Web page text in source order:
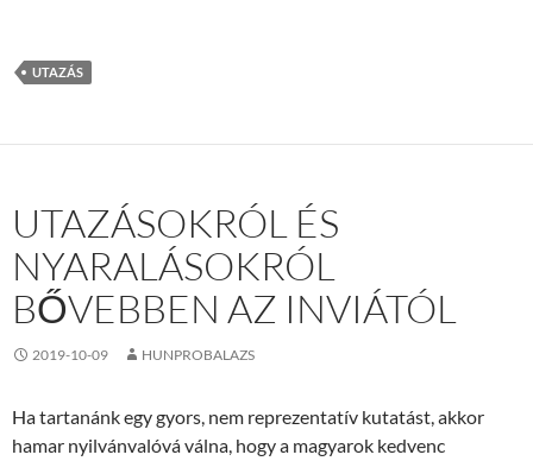
UTAZÁS
UTAZÁSOKRÓL ÉS
NYARALÁSOKRÓL
BŐVEBBEN AZ INVIÁTÓL
2019-10-09 HUNPROBALAZS
Ha tartanánk egy gyors, nem reprezentatív kutatást, akkor
hamar nyilvánvalóvá válna, hogy a magyarok kedvenc